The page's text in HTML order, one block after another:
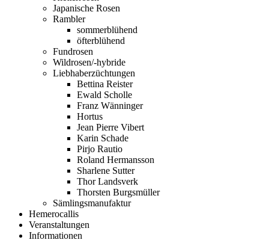
Japanische Rosen
Rambler
sommerblühend
öfterblühend
Fundrosen
Wildrosen/-hybride
Liebhaberzüchtungen
Bettina Reister
Ewald Scholle
Franz Wänninger
Hortus
Jean Pierre Vibert
Karin Schade
Pirjo Rautio
Roland Hermansson
Sharlene Sutter
Thor Landsverk
Thorsten Burgsmüller
Sämlingsmanufaktur
Hemerocallis
Veranstaltungen
Informationen